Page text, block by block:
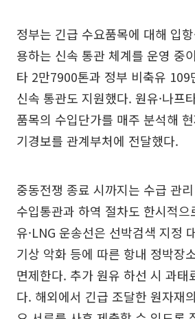
정부는 긴급 수요품목에 대해 입
용하는 신속 통관 체계를 운영 중
타 2만7900톤과 정부 비축유 109
신속 통관도 지원했다. 원유·나프
품목의 수입단가를 매주 분석해
기경보를 관계부처에 전달했다.
중동전쟁 종료 시까지는 수급 관
수입통관과 하역 절차도 한시적으
유·LNG 운송선은 선박검색 지정
기상 악화 등에 따른 항내 정박장
면제한다. 추가 원유 하선 시 과태
다. 해외에서 긴급 조달한 원자재